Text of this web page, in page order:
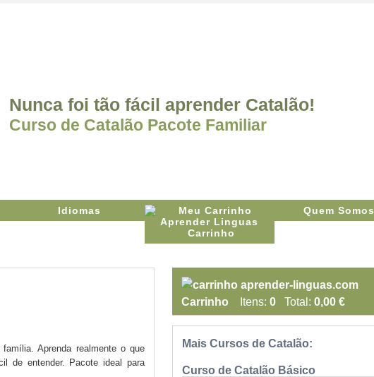
Nunca foi tão fácil aprender Catalão!
Curso de Catalão Pacote Familiar
Idiomas
Carrinho
Quem Somos
Aprenda realmente o que
de entender. Pacote ideal para
Carrinho Itens: 0Total: 0,00 €
Mais Cursos de Catalão:
Curso de Catalão Básico